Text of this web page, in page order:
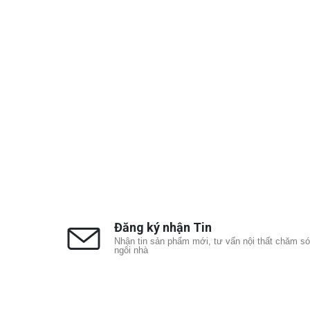
Đăng ký nhận Tin
Nhận tin sản phẩm mới, tư vấn nội thất chăm
ngôi nhà